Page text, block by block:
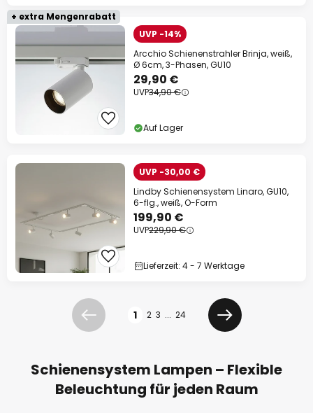
+ extra Mengenrabatt
UVP -14%
Arcchio Schienenstrahler Brinja, weiß,
Ø 6cm, 3-Phasen, GU10
29,90 €
UVP34,90 €
Auf Lager
UVP -30,00 €
Lindby Schienensystem Linaro, GU10,
6-flg., weiß, O-Form
199,90 €
UVP229,90 €
Lieferzeit: 4 - 7 Werktage
Zurück 1 2 3 ... 24
Weiter
Schienensystem Lampen – Flexible
Beleuchtung für jeden Raum